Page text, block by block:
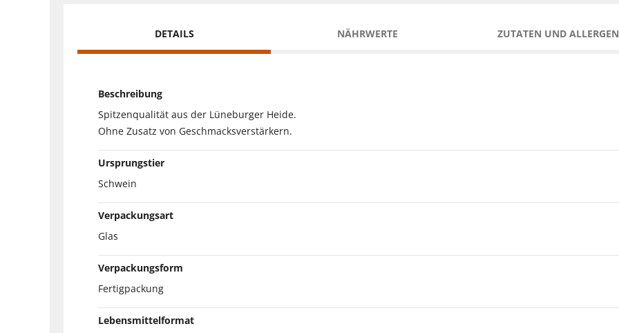
DETAILS NÄHRWERTE ZUTATEN UND
Beschreibung
Spitzenqualität aus der Lüneburger Heide.
Ohne Zusatz von Geschmacksverstärkern.
Ursprungstier
Schwein
Verpackungsart
Glas
Verpackungsform
Fertigpackung
Lebensmittelformat